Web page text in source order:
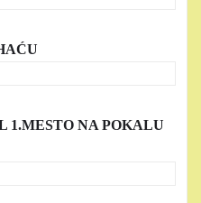
1.MESTO NA POKALU